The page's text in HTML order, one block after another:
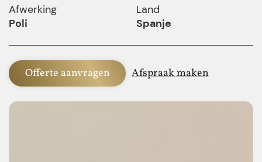
Afwerking
Poli
Land
Spanje
Offerte aanvragen Afspraak maken